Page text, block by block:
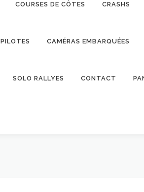
COURSES DE CÔTES CRASHS
PILOTES CAMÉRAS EMBARQUÉES
SOLO RALLYES CONTACT